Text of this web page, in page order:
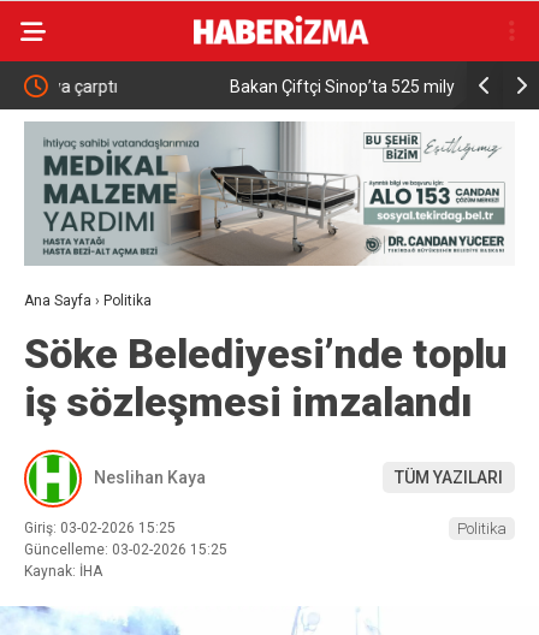
Bakan Çiftçi Sinop’ta 525 milyon TL’lik yatırımları
açtı: “Devlet vatandaşına daha hızlı ulaşacak”
Ana Sayfa › Politika
Söke Belediyesi’nde toplu
iş sözleşmesi imzalandı
Neslihan Kaya TÜM YAZILARI
Giriş: 03-02-2026 15:25
Güncelleme: 03-02-2026 15:25
Kaynak: İHA
Politika